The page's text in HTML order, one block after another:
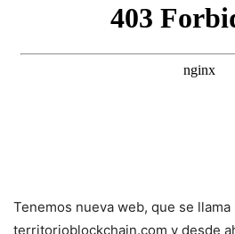
Tenemos nueva web, que se llama
territorioblockchain.com y desde